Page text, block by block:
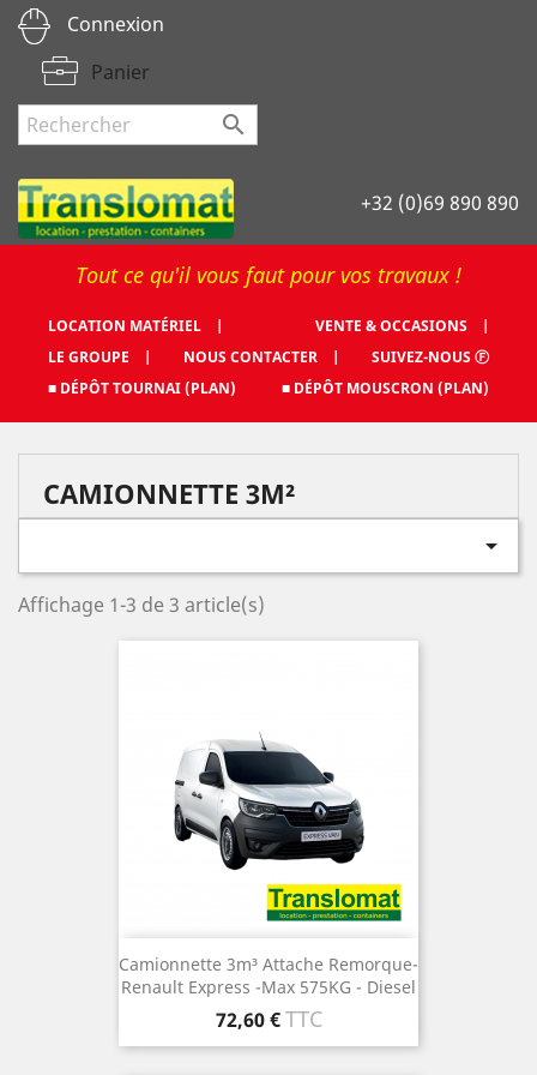
Connexion
Panier

+32 (0)69 890 890
Tout ce qu'il vous faut pour vos travaux !
LOCATION MATÉRIEL |
VENTE & OCCASIONS |
LE GROUPE |
NOUS CONTACTER |
SUIVEZ-NOUS Ⓕ
■ DÉPÔT TOURNAI (PLAN)
■ DÉPÔT MOUSCRON (PLAN)
CAMIONNETTE 3M²

Affichage 1-3 de 3 article(s)
Camionnette 3m³ Attache Remorque-
Renault Express -Max 575KG - Diesel
Prix
72,60 € TTC